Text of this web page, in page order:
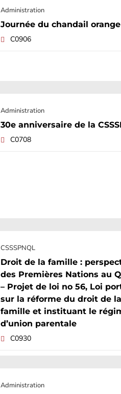
Administration
Journée du chandail orange
C0906
Administration
30e anniversaire de la
C0708
CSSSPNQL
Droit de la famille :
des Premières Nations au
– Projet de loi no 56, Loi
sur la réforme du droit de la
famille et instituant le
d’union parentale
C0930
Administration